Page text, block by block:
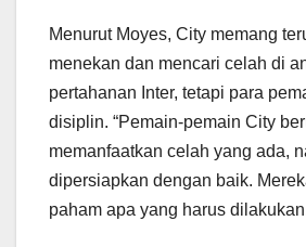
Menurut Moyes, City memang
menekan dan mencari celah di
pertahanan Inter, tetapi para
disiplin. “Pemain-pemain City
memanfaatkan celah yang ada,
dipersiapkan dengan baik.
paham apa yang harus